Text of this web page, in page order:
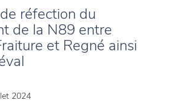
réfection du
de la N89 entre
et Regné ainsi
2024